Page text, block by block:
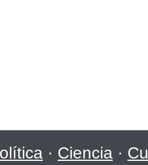
· Ciencia ·